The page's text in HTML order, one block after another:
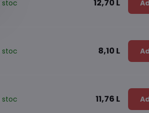
stoc 12,70 L
stoc 8,10 L
stoc 11,76 L